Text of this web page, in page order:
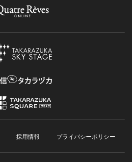
採用情報 プライバシーポリシー